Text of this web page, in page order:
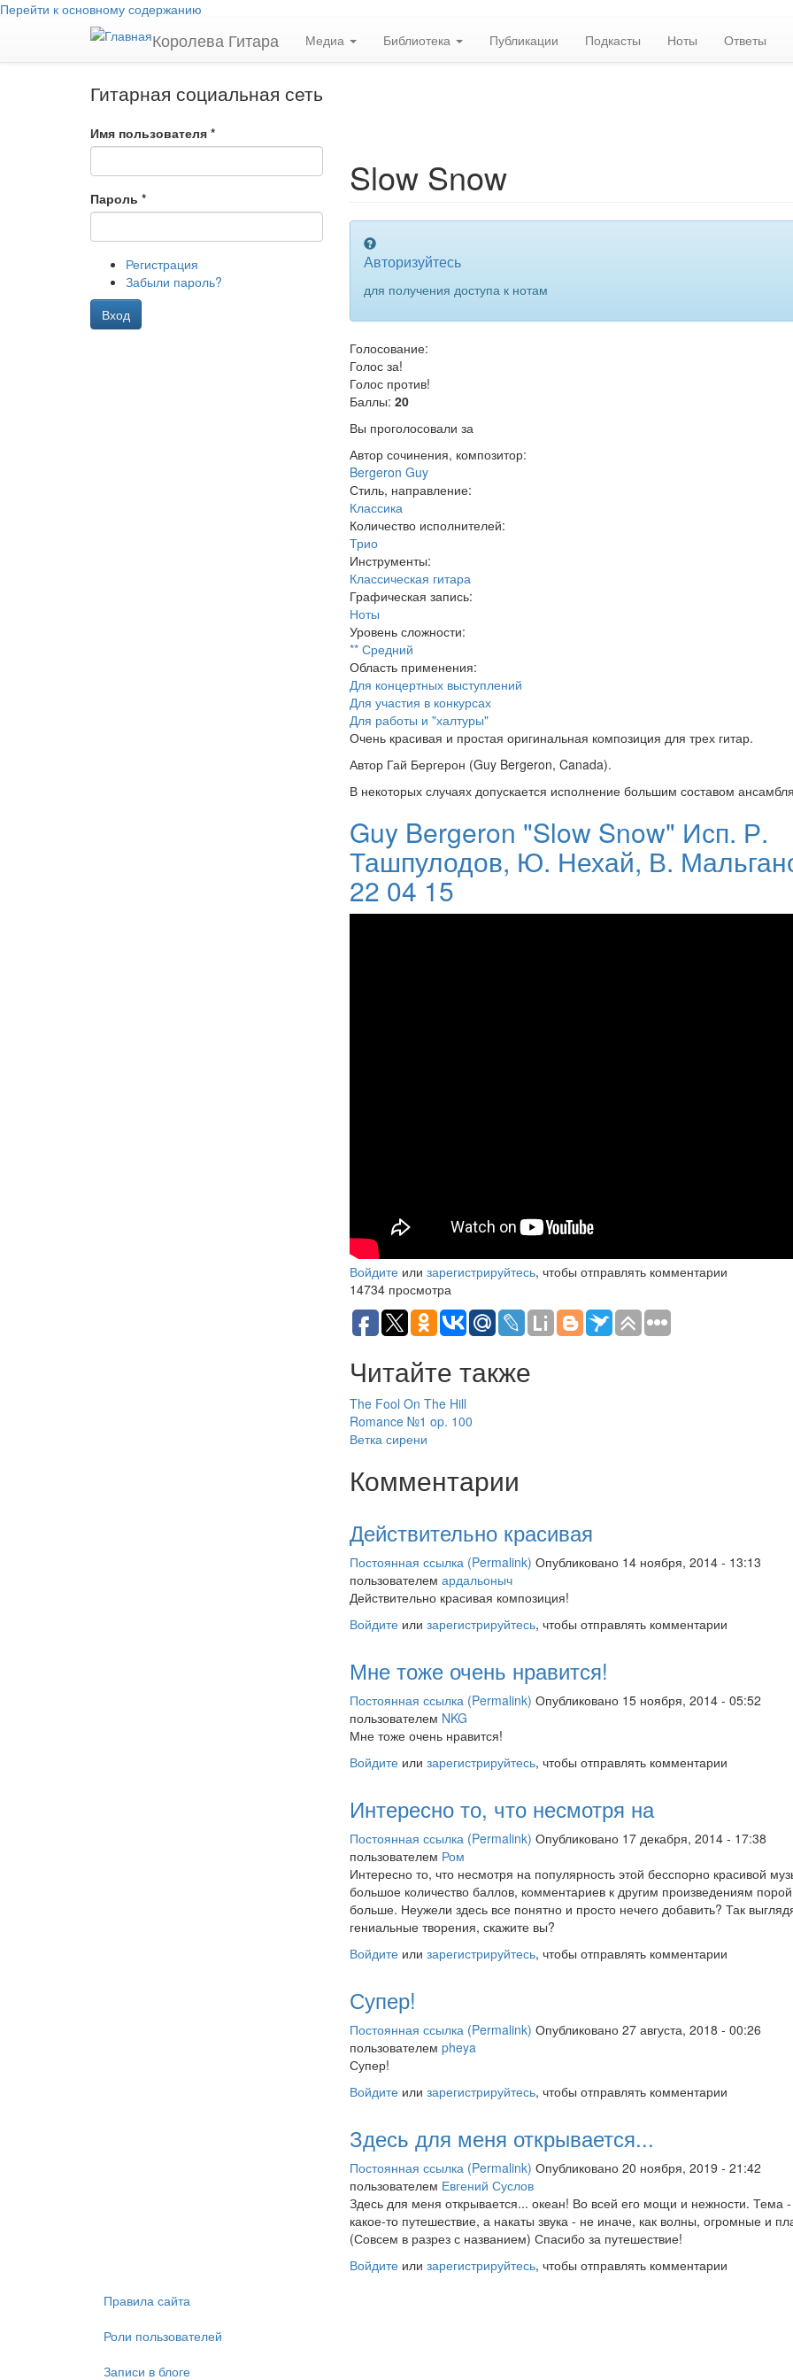
Перейти к основному содержанию
Королева Гитара Медиа Библиотека Публикации Подкасты Ноты Ответы
Гитарная социальная сеть
Имя пользователя *
Пароль *
Регистрация
Забыли пароль?
Вход
Slow Snow
Авторизуйтесь
для получения доступа к нотам
Голосование:
Голос за!
Голос против!
Баллы: 20
Вы проголосовали за
Автор сочинения, композитор:
Bergeron Guy
Стиль, направление:
Классика
Количество исполнителей:
Трио
Инструменты:
Классическая гитара
Графическая запись:
Ноты
Уровень сложности:
** Средний
Область применения:
Для концертных выступлений
Для участия в конкурсах
Для работы и "халтуры"
Очень красивая и простая оригинальная композиция для трех гитар.
Автор Гай Бергерон (Guy Bergeron, Canada).
В некоторых случаях допускается исполнение большим составом
Guy Bergeron "Slow Snow" Исп. Р.
Ташпулодов, Ю. Нехай, В.
22 04 15
Войдитеили зарегистрируйтесь, чтобы отправлять комментарии
14734 просмотра
Читайте также
The Fool On The Hill
Romance №1 op. 100
Ветка сирени
Комментарии
Действительно красивая
Постоянная ссылка (Permalink) Опубликовано 14 ноября, 2014 - 13:13
пользователем ардальоныч
Действительно красивая композиция!
Войдитеили зарегистрируйтесь, чтобы отправлять комментарии
Мне тоже очень нравится!
Постоянная ссылка (Permalink) Опубликовано 15 ноября, 2014 - 05:52
пользователем NKG
Мне тоже очень нравится!
Войдитеили зарегистрируйтесь, чтобы отправлять комментарии
Интересно то, что несмотря на
Постоянная ссылка (Permalink) Опубликовано 17 декабря, 2014 - 17:38
пользователем Ром
Интересно то, что несмотря на популярность этой бесспорно красивой
большое количество баллов, комментариев к другим произведениям порой
больше. Неужели здесь все понятно и просто нечего добавить? Так
гениальные творения, скажите вы?
Войдитеили зарегистрируйтесь, чтобы отправлять комментарии
Супер!
Постоянная ссылка (Permalink) Опубликовано 27 августа, 2018 - 00:26
пользователем pheya
Супер!
Войдитеили зарегистрируйтесь, чтобы отправлять комментарии
Здесь для меня открывается...
Постоянная ссылка (Permalink) Опубликовано 20 ноября, 2019 - 21:42
пользователем Евгений Суслов
Здесь для меня открывается... океан! Во всей его мощи и нежности. Тема -
какое-то путешествие, а накаты звука - не иначе, как волны, огромные и
(Совсем в разрез с названием) Спасибо за путешествие!
Войдитеили зарегистрируйтесь, чтобы отправлять комментарии
Правила сайта
Роли пользователей
Записи в блоге